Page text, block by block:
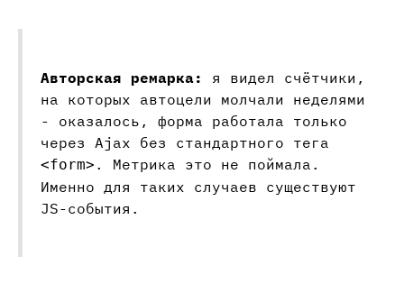
Авторская ремарка:
я видел счётчики,
на которых автоцели молчали неделями
- оказалось, форма работала только
через Ajax без стандартного тега
<form> . Метрика это не поймала.
Именно для таких случаев существуют
JS-события.